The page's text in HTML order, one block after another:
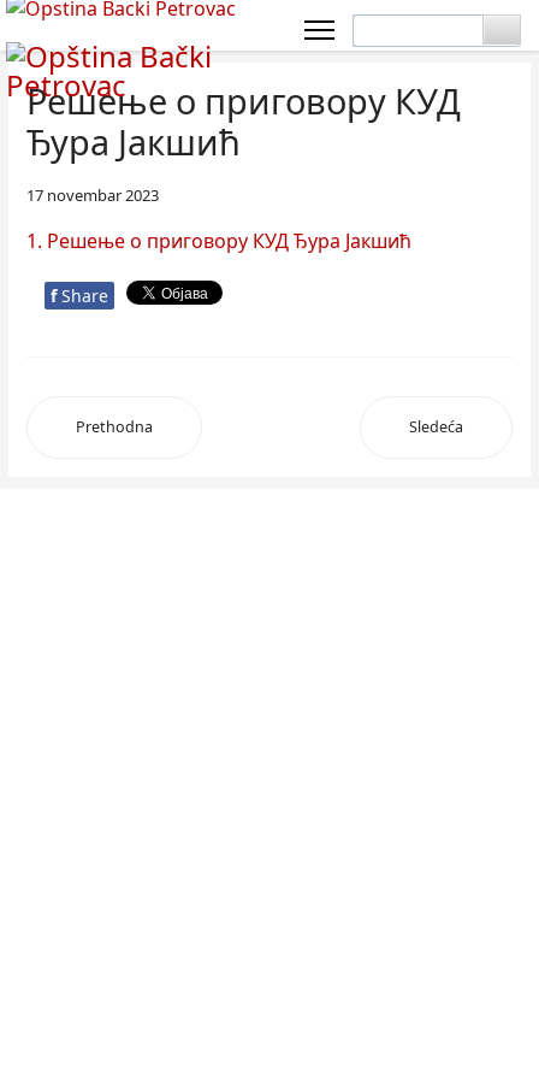
Решење о приговору КУД
Ђура Јакшић
17 novembar 2023
1. Решење о приговору КУД Ђура Јакшић
f Share
Prethodna Sledeća